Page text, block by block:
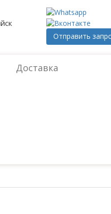
Отправить
Доставка